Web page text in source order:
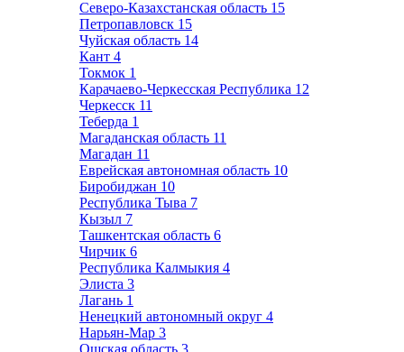
Северо-Казахстанская область 15
Петропавловск 15
Чуйская область 14
Кант 4
Токмок 1
Карачаево-Черкесская Республика 12
Черкесск 11
Теберда 1
Магаданская область 11
Магадан 11
Еврейская автономная область 10
Биробиджан 10
Республика Тыва 7
Кызыл 7
Ташкентская область 6
Чирчик 6
Республика Калмыкия 4
Элиста 3
Лагань 1
Ненецкий автономный округ 4
Нарьян-Мар 3
Ошская область 3